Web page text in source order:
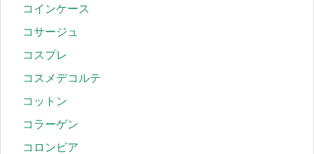
コインケース
コサージュ
コスプレ
コスメデコルテ
コットン
コラーゲン
コロンビア